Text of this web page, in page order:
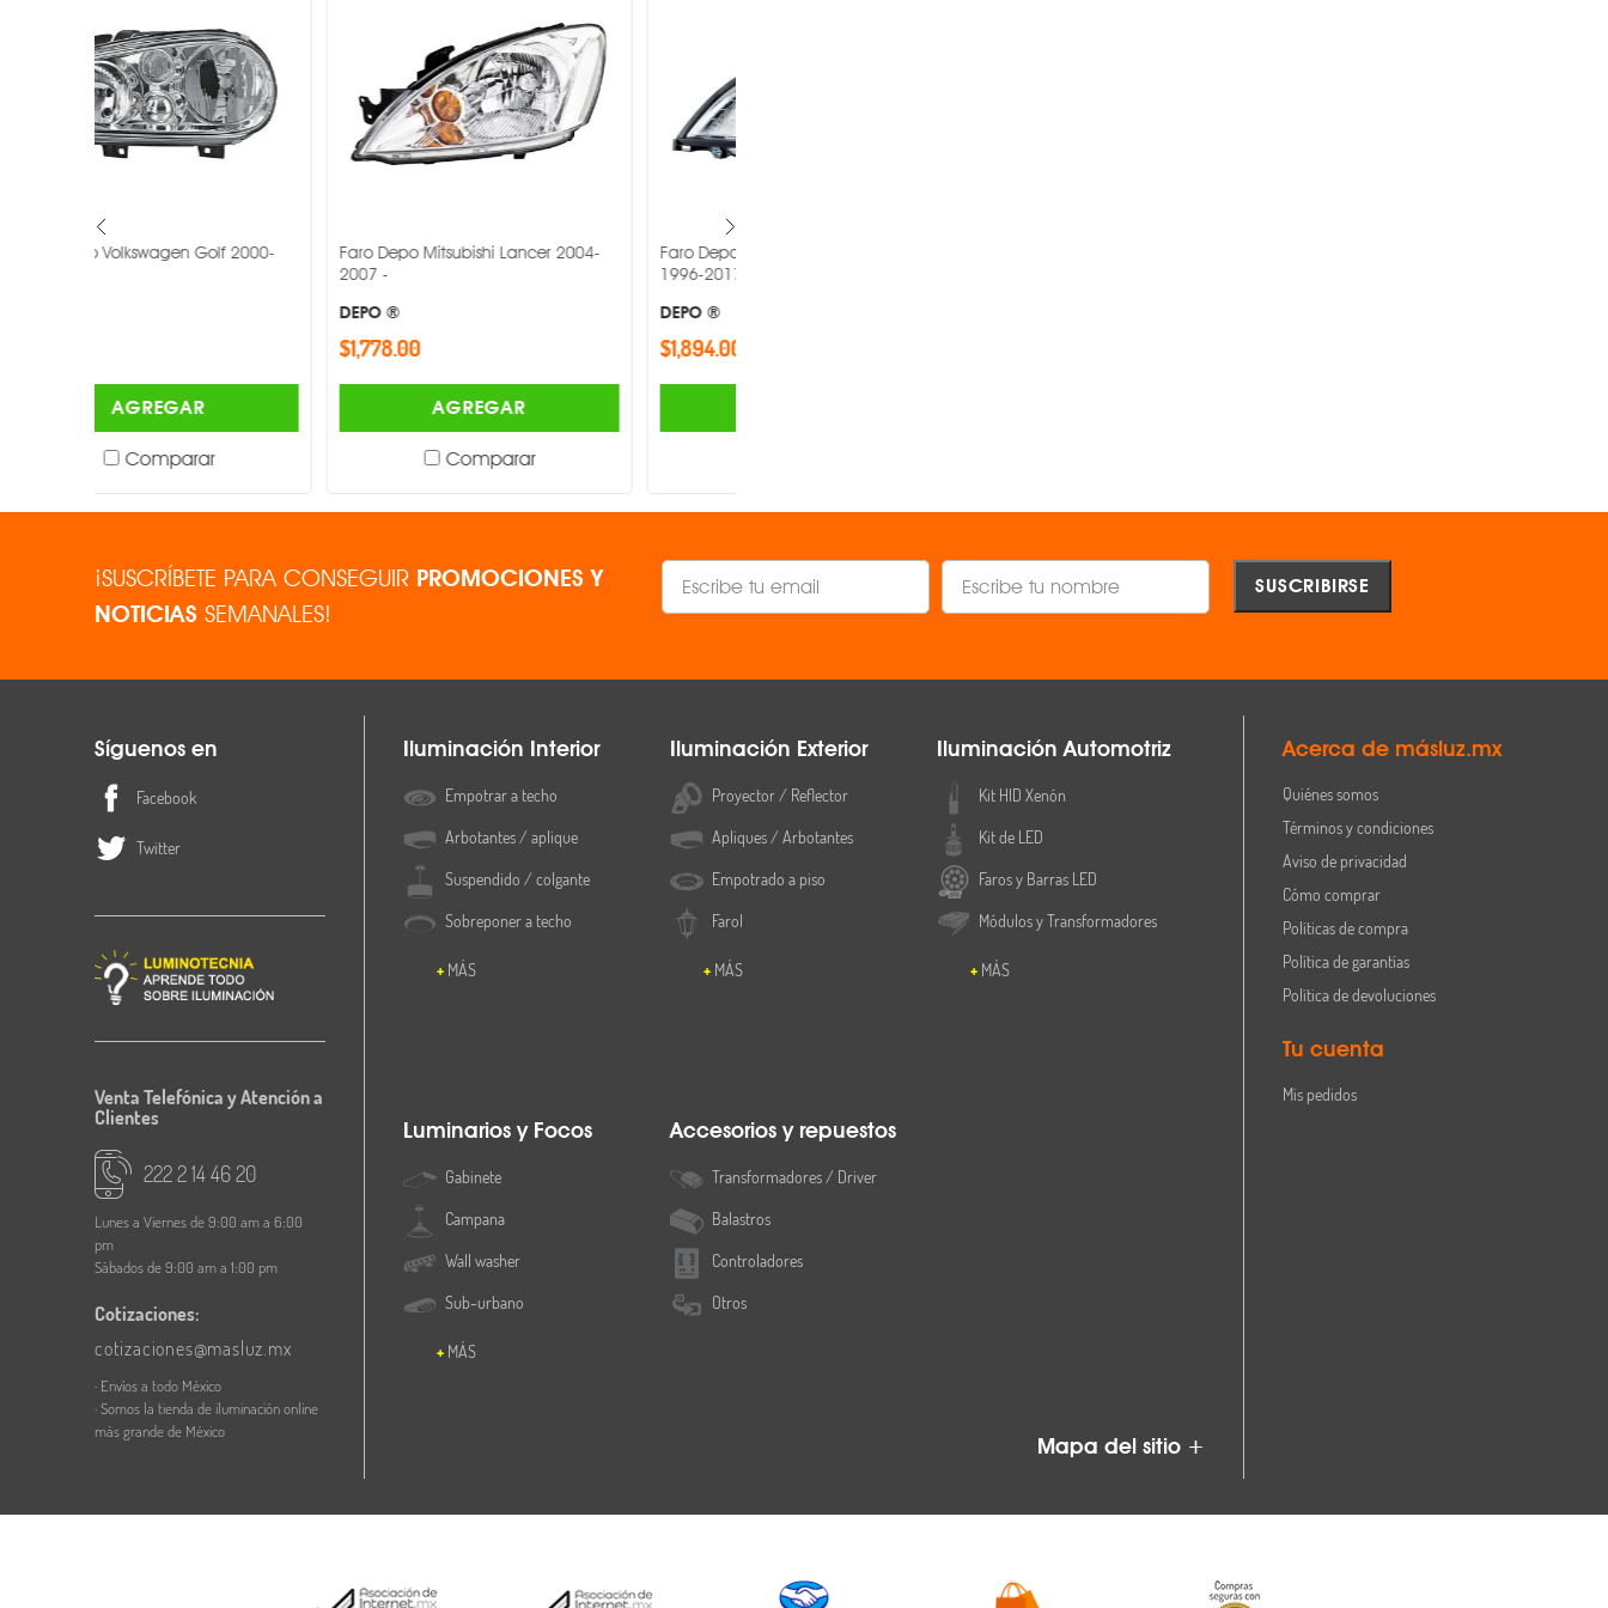
Faro Depo Mitsubishi Lancer 2004-
Faro Depo Freightliner Columbia
¡SUSCRÍBETE PARA CONSEGUIR PROMOCIONES Y
NOTICIAS SEMANALES!
Síguenos en
Facebook
Twitter
Venta Telefónica y Atención a
Clientes
222 2 14 46 20
Lunes a Viernes de 9:00 am a 6:00
pm
Sábados de 9:00 am a 1:00 pm
Cotizaciones:
cotizaciones@masluz.mx
· Envíos a todo México
· Somos la tienda de iluminación online
más grande de México
Iluminación Interior
Empotrar a techo
Arbotantes / aplique
Suspendido / colgante
Sobreponer a techo
MÁS
Iluminación Exterior
Proyector / Reflector
Apliques / Arbotantes
Empotrado a piso
Farol
MÁS
Iluminación Automotriz
Kit HID Xenón
Kit de LED
Faros y Barras LED
Módulos y Transformadores
MÁS
Luminarios y Focos
Gabinete
Campana
Wall washer
Sub-urbano
MÁS
Accesorios y repuestos
Transformadores / Driver
Balastros
Controladores
Otros
Mapa del sitio +
Acerca de másluz.mx
Quiénes somos
Términos y condiciones
Aviso de privacidad
Cómo comprar
Políticas de compra
Política de garantías
Política de devoluciones
Tu cuenta
Mis pedidos